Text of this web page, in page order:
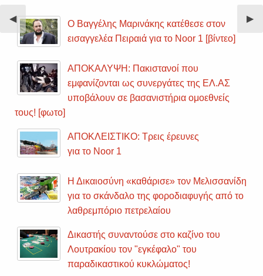
Previous
Slide
◀︎ ▶︎
Ο Βαγγέλης Μαρινάκης κατέθεσε στον
εισαγγελέα Πειραιά για το Noor 1 [βίντεο]
ΑΠΟΚΑΛΥΨΗ: Πακιστανοί που
εμφανίζονται ως συνεργάτες της ΕΛ.ΑΣ
υποβάλουν σε βασανιστήρια ομοεθνείς
τους! [φωτο]
ΑΠΟΚΛΕΙΣΤΙΚΟ: Τρεις έρευνες
για το Noor 1
Η Δικαιοσύνη «καθάρισε» τον Μελισσανίδη
για το σκάνδαλο της φοροδιαφυγής από το
λαθρεμπόριο πετρελαίου
Δικαστής συναντούσε στο καζίνο του
Λουτρακίου τον "εγκέφαλο" του
παραδικαστικού κυκλώματος!